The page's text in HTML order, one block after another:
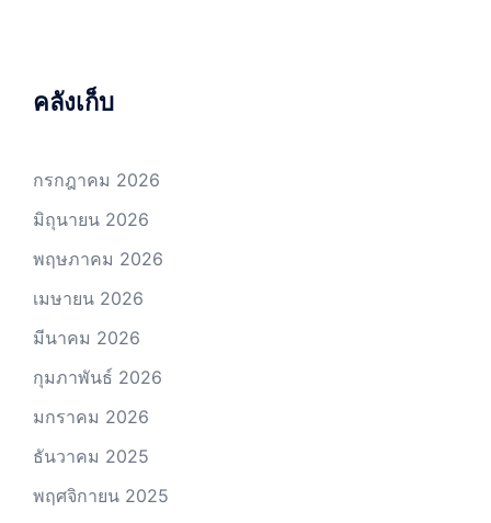
คลังเก็บ
กรกฎาคม 2026
มิถุนายน 2026
พฤษภาคม 2026
เมษายน 2026
มีนาคม 2026
กุมภาพันธ์ 2026
มกราคม 2026
ธันวาคม 2025
พฤศจิกายน 2025